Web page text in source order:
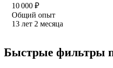
10 000 ₽
Общий опыт
13 лет 2 месяца
Быстрые фильтры